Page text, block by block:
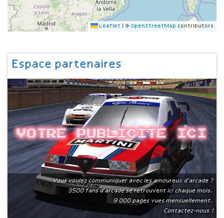
Leaflet © OpenStreetMap contributors
Espace partenaires
Votre publicite ici
Vous voulez communiquer avec les amoureux d'arcade ?
3500 fans d'arcade se retrouvent ici chaque mois.
9 000 pages vues mensuellement.
Contactez-nous !